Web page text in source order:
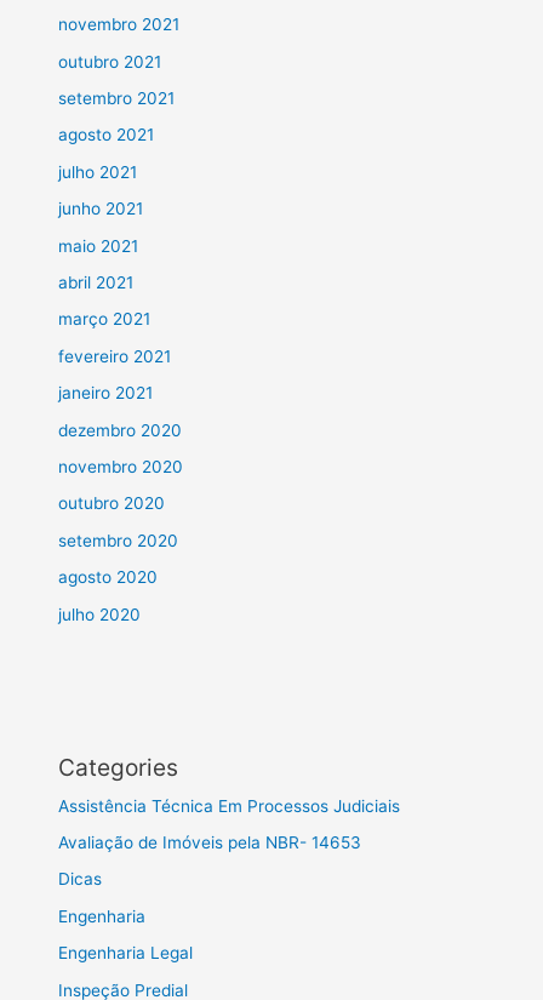
novembro 2021
outubro 2021
setembro 2021
agosto 2021
julho 2021
junho 2021
maio 2021
abril 2021
março 2021
fevereiro 2021
janeiro 2021
dezembro 2020
novembro 2020
outubro 2020
setembro 2020
agosto 2020
julho 2020
Categories
Assistência Técnica Em Processos Judiciais
Avaliação de Imóveis pela NBR- 14653
Dicas
Engenharia
Engenharia Legal
Inspeção Predial